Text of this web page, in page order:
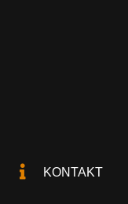
KONTAKT